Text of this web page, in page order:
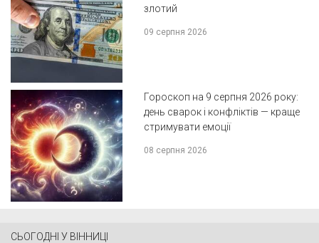
злотий
09 серпня 2026
Гороскоп на 9 серпня 2026 року:
день сварок і конфліктів — краще
стримувати емоції
08 серпня 2026
СЬОГОДНІ У ВІННИЦІ